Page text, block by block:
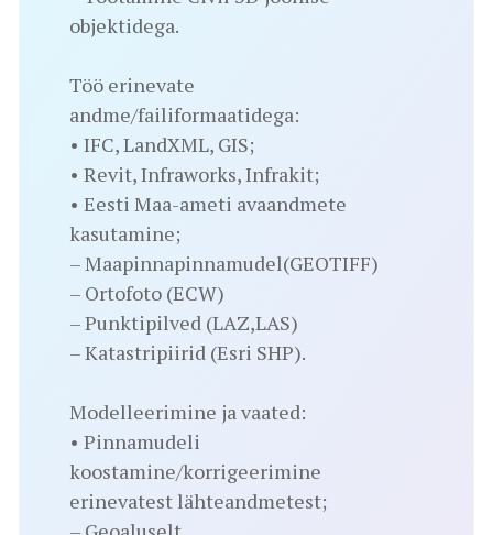
objektidega.
Töö erinevate
andme/failiformaatidega:
• IFC, LandXML, GIS;
• Revit, Infraworks, Infrakit;
• Eesti Maa-ameti avaandmete
kasutamine;
– Maapinnapinnamudel(GEOTIFF)
– Ortofoto (ECW)
– Punktipilved (LAZ,LAS)
– Katastripiirid (Esri SHP).
Modelleerimine ja vaated:
• Pinnamudeli
koostamine/korrigeerimine
erinevatest lähteandmetest;